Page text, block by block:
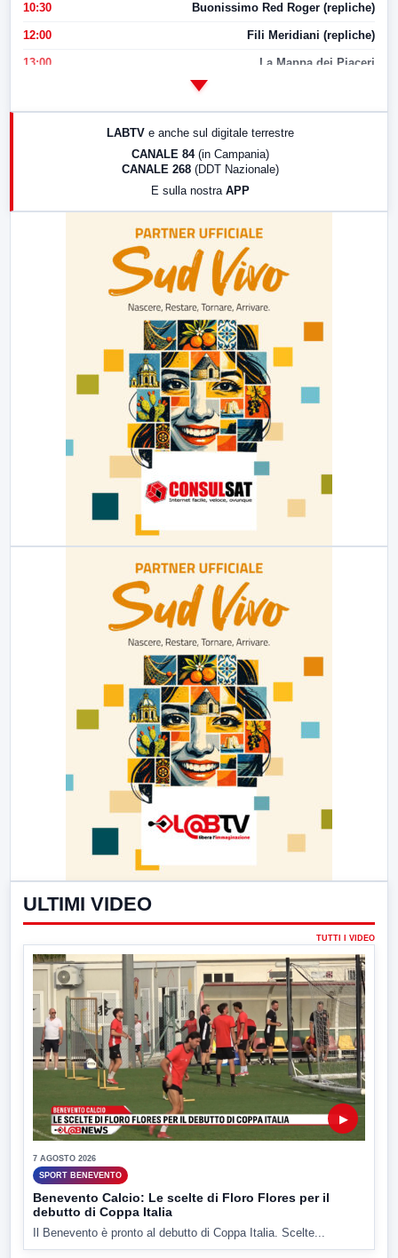
10:30 Buonissimo Red Roger (repliche)
12:00 Fili Meridiani (repliche)
13:00 La Mappa dei Piaceri
LABTV e anche sul digitale terrestre
CANALE 84 (in Campania)
CANALE 268 (DDT Nazionale)
E sulla nostra APP
ULTIMI VIDEO
TUTTI I VIDEO
▶
7 AGOSTO 2026
SPORT BENEVENTO
Benevento Calcio: Le scelte di Floro Flores per il
debutto di Coppa Italia
Il Benevento è pronto al debutto di Coppa Italia. Scelte...